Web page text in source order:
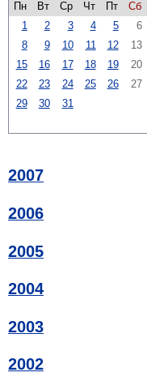
Пн
Вт Ср Чт Пт Сб
1
2 3 4 5 6
8
9 10 11 12 13
15
16 17 18 19 20
22
23 24 25 26 27
29
30 31
2007
2006
2005
2004
2003
2002